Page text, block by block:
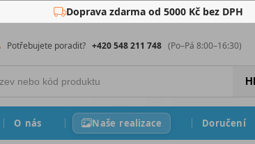
Doprava zdarma od 5000 Kč bez DPH
Potřebujete poradit? +420 548 211 748 (Po–Pá 8:00–16:30)
O nás Naše realizace Doručení